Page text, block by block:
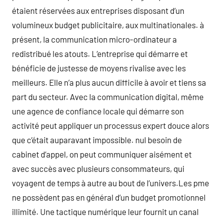
étaient réservées aux entreprises disposant d’un
volumineux budget publicitaire, aux multinationales. à
présent, la communication micro-ordinateur a
redistribué les atouts. L’entreprise qui démarre et
bénéficie de justesse de moyens rivalise avec les
meilleurs. Elle n’a plus aucun difficile à avoir et tiens sa
part du secteur. Avec la communication digital, même
une agence de confiance locale qui démarre son
activité peut appliquer un processus expert douce alors
que c’était auparavant impossible. nul besoin de
cabinet d’appel, on peut communiquer aisément et
avec succès avec plusieurs consommateurs, qui
voyagent de temps à autre au bout de l’univers.Les pme
ne possèdent pas en général d’un budget promotionnel
illimité. Une tactique numérique leur fournit un canal